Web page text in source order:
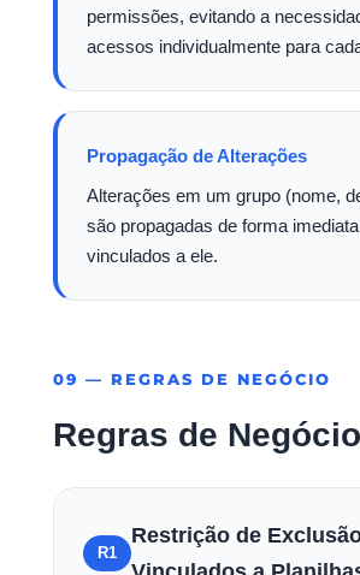
permissões, evitando a
acessos individualmente para
Propagação de Alterações
Alterações em um grupo (nome,
são propagadas de forma
vinculados a ele.
09 — REGRAS DE NEGÓCIO
Regras de
R1
Restrição de